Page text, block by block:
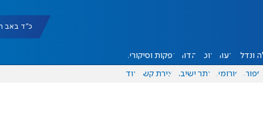
כ"ד באב תשפ"ו
ונדל"ן דעות אוכל יהדות הפקות וסיקורים
ספורט פורומים אתר ישיבה יצירת קשר עוד